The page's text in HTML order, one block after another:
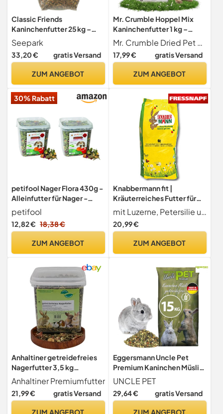
Classic Friends
Kaninchenfutter 25 kg –
pelletiertes
Zwergkaninchenfutter &
Nagerfutter mit Hafer,
hochwertigen
Kaninchenpellets ohne
Konservierungsstoffe
Seepark
33,20 € gratis Versand
ZUM ANGEBOT
Mr. Crumble Hoppel Mix
Kaninchenfutter 1 kg –
Kaninchen Hauptfutter für
Zwergkaninchen – ohne
Pellets, mit Gräsern,
Wurzeln – hoher
Verdauung & Zahnabrieb
Mr. Crumble Dried Pet Food
17,99 € gratis Versand
ZUM ANGEBOT
30% Rabatt
petifool Nager Flora 430g -
Alleinfutter für Nager -
natürliches Nagerfutter für
Kaninchen und
Meerschweinchen - ohne
Natur - artgerechtes Futter
petifool
12,82 € 18,38 €
ZUM ANGEBOT
Knabbermann fit |
Kräuterreiches Futter für
Kaninchen und Nager | 5 kg mit Luzerne, Petersilie und ausgewählten Kräutern
20,99 €
ZUM ANGEBOT
Anhaltiner getreidefreies
Nagerfutter 3,5 kg
Premiumfutter Mäusefutter
Rattenfutter
Meerschweinchenfutter
Anhaltiner Premiumfutter
21,99 € gratis Versand
ZUM ANGEBOT
Eggersmann Uncle Pet
Premium Kaninchen Müsli
getreidefrei 15 kg
UNCLE PET
29,64 € gratis Versand
ZUM ANGEBOT